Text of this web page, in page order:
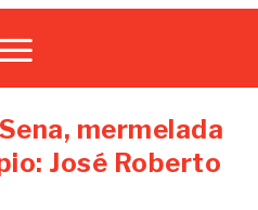
mermelada
José Roberto